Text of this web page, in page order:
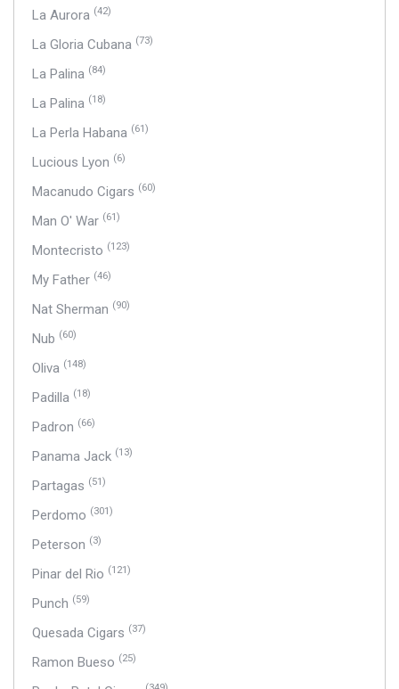
La Aurora (42)
La Gloria Cubana (73)
La Palina (84)
La Palina (18)
La Perla Habana (61)
Lucious Lyon (6)
Macanudo Cigars (60)
Man O' War (61)
Montecristo (123)
My Father (46)
Nat Sherman (90)
Nub (60)
Oliva (148)
Padilla (18)
Padron (66)
Panama Jack (13)
Partagas (51)
Perdomo (301)
Peterson (3)
Pinar del Rio (121)
Punch (59)
Quesada Cigars (37)
Ramon Bueso (25)